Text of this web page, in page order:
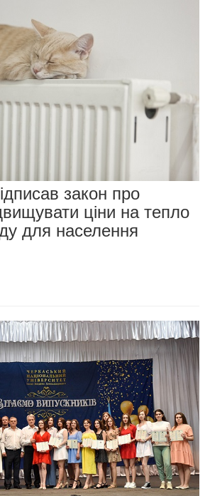
закон про
ціни на тепло
для населення